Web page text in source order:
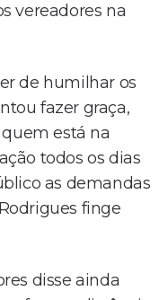
vereadores na
de humilhar os
fazer graça,
está na
todos os dias
as demandas
finge
disse ainda